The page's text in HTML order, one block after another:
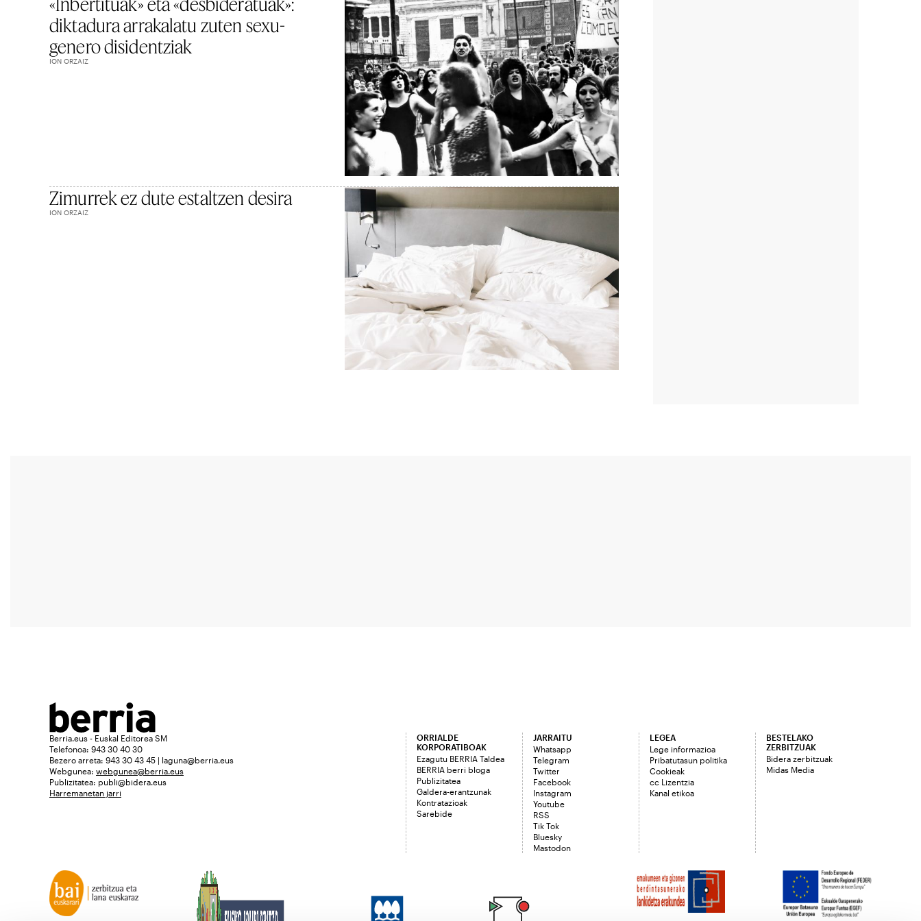
diktadura arrakalatu zuten sexu-
genero disidentziak
ION ORZAIZ
Zimurrek ez dute estaltzen desira
ION ORZAIZ
Berria.eus - Euskal Editorea SM
Telefonoa: 943 30 40 30
Bezero arreta: 943 30 43 45 | laguna@berria.eus
Webgunea: webgunea@berria.eus
Publizitatea: publi@bidera.eus
Harremanetan jarri
ORRIALDE
KORPORATIBOAK
Ezagutu BERRIA Taldea
BERRIA berri bloga
Publizitatea
Galdera-erantzunak
Kontratazioak
Sarebide
JARRAITU
Whatsapp
Telegram
Twitter
Facebook
Instagram
Youtube
RSS
Tik Tok
Bluesky
Mastodon
LEGEA
Lege informazioa
Pribatutasun politika
Cookieak
cc Lizentzia
Kanal etikoa
BESTELAKO
ZERBITZUAK
Bidera zerbitzuak
Midas Media